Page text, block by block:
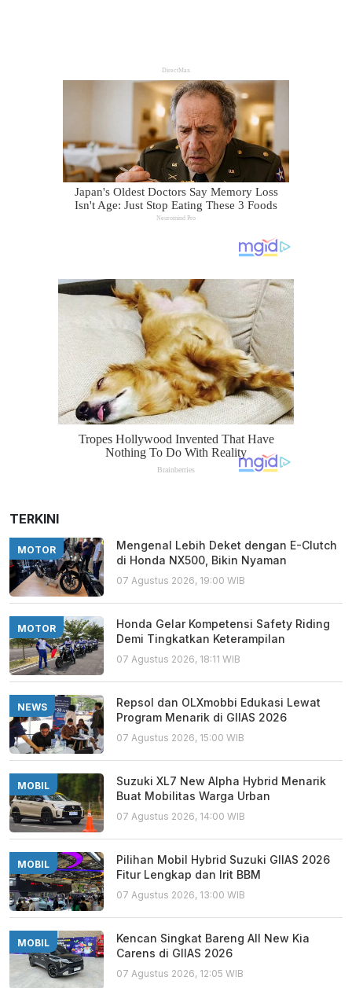
TERKINI
MOTOR
Mengenal Lebih Deket dengan E-Clutch
di Honda NX500, Bikin Nyaman
07 Agustus 2026, 19:00 WIB
MOTOR
Honda Gelar Kompetensi Safety Riding
Demi Tingkatkan Keterampilan
07 Agustus 2026, 18:11 WIB
NEWS
Repsol dan OLXmobbi Edukasi Lewat
Program Menarik di GIIAS 2026
07 Agustus 2026, 15:00 WIB
MOBIL
Suzuki XL7 New Alpha Hybrid Menarik
Buat Mobilitas Warga Urban
07 Agustus 2026, 14:00 WIB
MOBIL
Pilihan Mobil Hybrid Suzuki GIIAS 2026
Fitur Lengkap dan Irit BBM
07 Agustus 2026, 13:00 WIB
MOBIL
Kencan Singkat Bareng All New Kia
Carens di GIIAS 2026
07 Agustus 2026, 12:05 WIB